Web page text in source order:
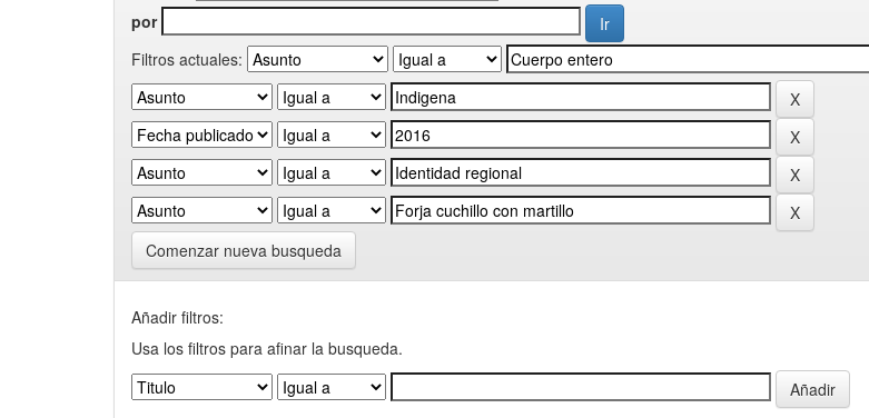
por
Filtros actuales:
Comenzar nueva busqueda
Añadir filtros:
Usa los filtros para afinar la busqueda.